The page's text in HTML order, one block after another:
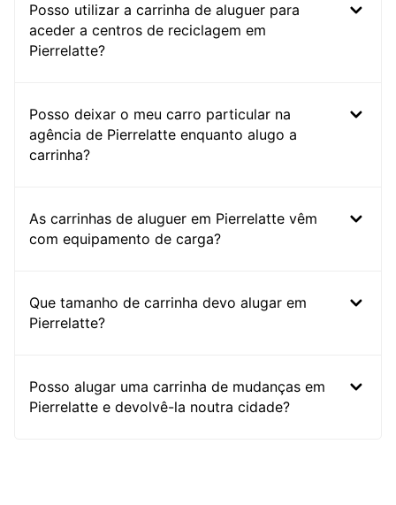
Posso utilizar a carrinha de aluguer para
aceder a centros de reciclagem em
Pierrelatte?
Posso deixar o meu carro particular na
agência de Pierrelatte enquanto alugo a
carrinha?
As carrinhas de aluguer em Pierrelatte vêm
com equipamento de carga?
Que tamanho de carrinha devo alugar em
Pierrelatte?
Posso alugar uma carrinha de mudanças em
Pierrelatte e devolvê-la noutra cidade?